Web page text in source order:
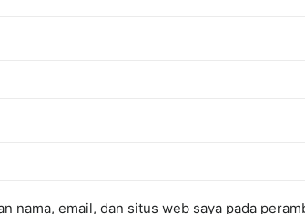
nama, email, dan situs web saya pada